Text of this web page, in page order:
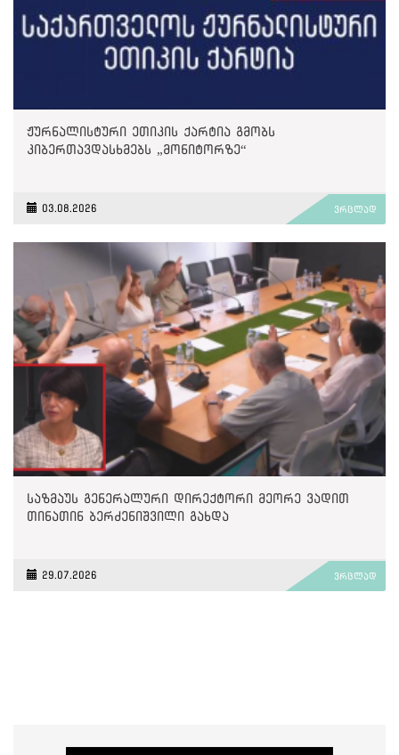
ჟურნალისტური ეთიკის ქარტია გმობს
კიბერთავდასხმებს „მონიტორზე“
03.08.2026 ვრცლად
საზმაუს გენერალური დირექტორი მეორე ვადით
თინათინ ბერძენიშვილი გახდა
29.07.2026 ვრცლად